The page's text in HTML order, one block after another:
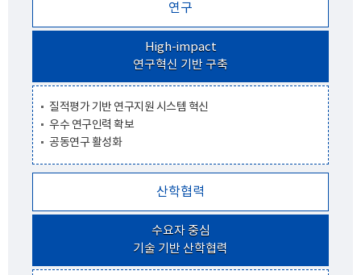
연구
High-impact
연구혁신 기반 구축
질적평가 기반 연구지원 시스템 혁신
우수 연구인력 확보
공동연구 활성화
산학협력
수요자 중심
기술 기반 산학협력